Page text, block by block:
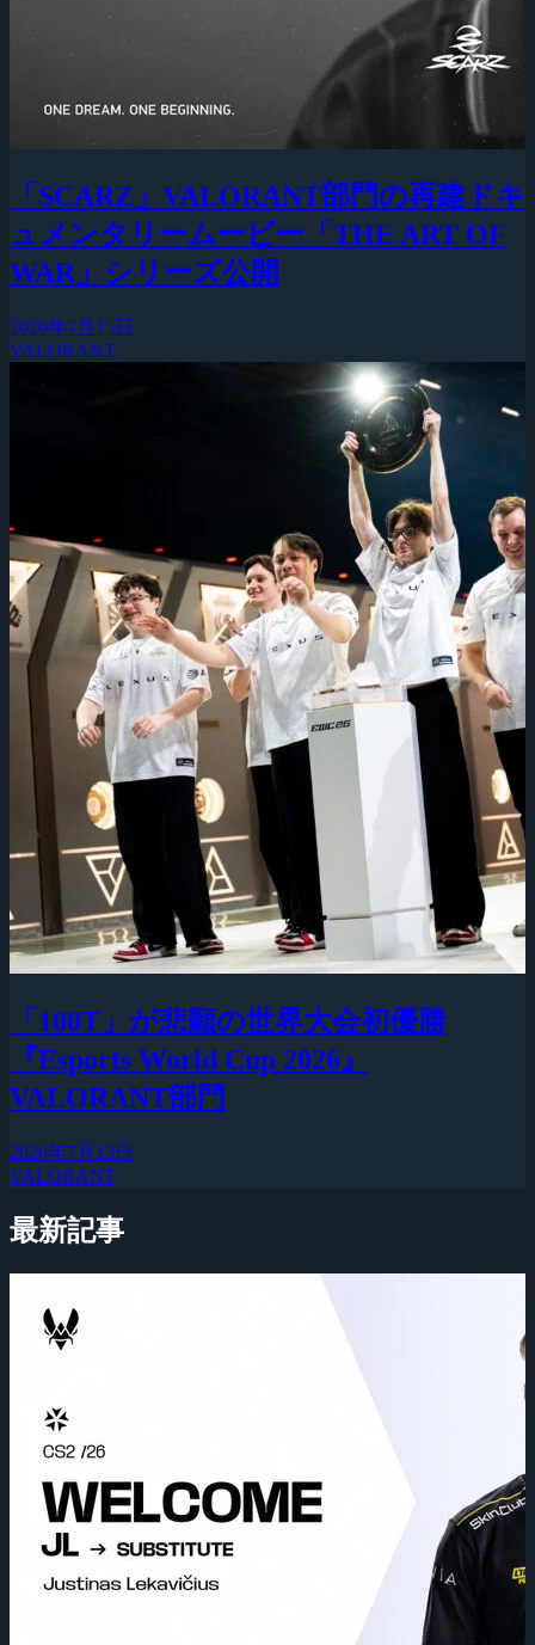
「SCARZ」VALORANT部門の再建ドキ
ュメンタリームービー「THE ART OF
WAR」シリーズ公開
2026年7月15日
VALORANT
「100T」が悲願の世界大会初優勝
『Esports World Cup 2026』
VALORANT部門
2026年7月13日
VALORANT
最新記事